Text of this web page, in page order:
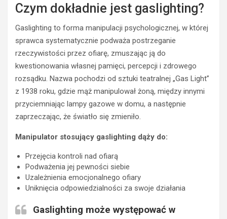
Czym dokładnie jest gaslighting?
Gaslighting to forma manipulacji psychologicznej, w której
sprawca systematycznie podważa postrzeganie
rzeczywistości przez ofiarę, zmuszając ją do
kwestionowania własnej pamięci, percepcji i zdrowego
rozsądku. Nazwa pochodzi od sztuki teatralnej „Gas Light”
z 1938 roku, gdzie mąż manipulował żoną, między innymi
przyciemniając lampy gazowe w domu, a następnie
zaprzeczając, że światło się zmieniło.
Manipulator stosujący gaslighting dąży do:
Przejęcia kontroli nad ofiarą
Podważenia jej pewności siebie
Uzależnienia emocjonalnego ofiary
Uniknięcia odpowiedzialności za swoje działania
Gaslighting może występować w